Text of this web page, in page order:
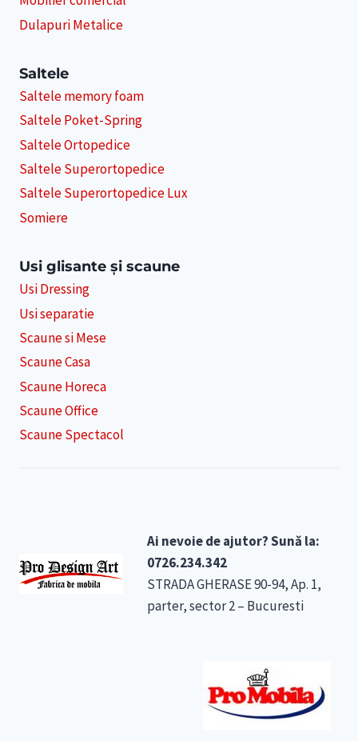
Dulapuri Metalice
Saltele
Saltele memory foam
Saltele Poket-Spring
Saltele Ortopedice
Saltele Superortopedice
Saltele Superortopedice Lux
Somiere
Usi glisante și scaune
Usi Dressing
Usi separatie
Scaune si Mese
Scaune Casa
Scaune Horeca
Scaune Office
Scaune Spectacol
Ai nevoie de ajutor? Sună la:
0726.234.342
STRADA GHERASE 90-94, Ap. 1,
parter, sector 2 – Bucuresti